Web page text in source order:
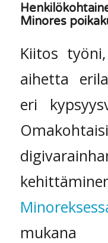
Minores
Kiitos
aihetta
eri
mukana